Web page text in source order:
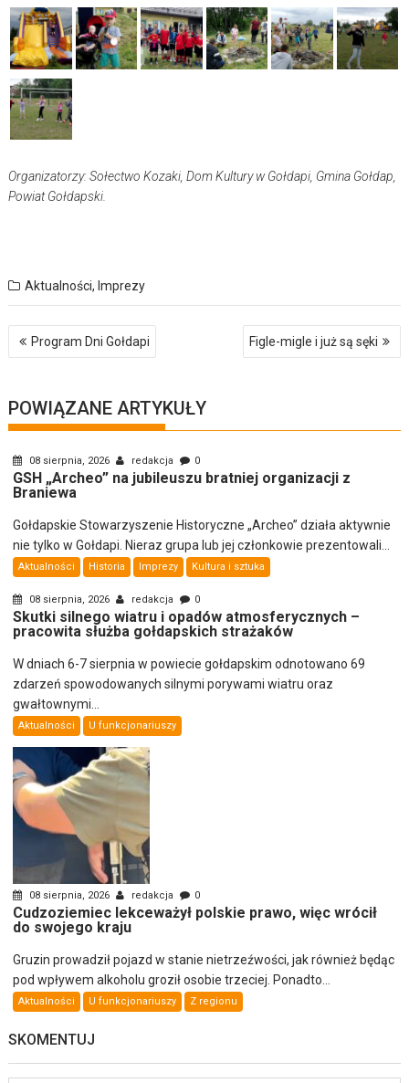
Organizatorzy: Sołectwo Kozaki, Dom Kultury w Gołdapi, Gmina Gołdap,
Powiat Gołdapski.
Aktualności, Imprezy
Nawigacja
wpisuProgram Dni Gołdapi Figle-migle i już są sęki
POWIĄZANE ARTYKUŁY
08 sierpnia, 2026 redakcja 0
GSH „Archeo” na jubileuszu bratniej organizacji z
Braniewa
Gołdapskie Stowarzyszenie Historyczne „Archeo” działa aktywnie
nie tylko w Gołdapi. Nieraz grupa lub jej członkowie prezentowali...
Aktualności Historia Imprezy Kultura i sztuka
08 sierpnia, 2026 redakcja 0
Skutki silnego wiatru i opadów atmosferycznych –
pracowita służba gołdapskich strażaków
W dniach 6-7 sierpnia w powiecie gołdapskim odnotowano 69
zdarzeń spowodowanych silnymi porywami wiatru oraz
gwałtownymi...
Aktualności U funkcjonariuszy
08 sierpnia, 2026 redakcja 0
Cudzoziemiec lekceważył polskie prawo, więc wrócił
do swojego kraju
Gruzin prowadził pojazd w stanie nietrzeźwości, jak również będąc
pod wpływem alkoholu groził osobie trzeciej. Ponadto...
Aktualności U funkcjonariuszy Z regionu
SKOMENTUJ